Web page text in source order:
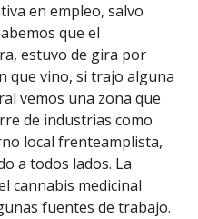
en empleo, salvo
que el
estuvo de gira por
que vino, si trajo alguna
vemos una zona que
de industrias como
local frenteamplista,
a todos lados. La
cannabis medicinal
fuentes de trabajo.